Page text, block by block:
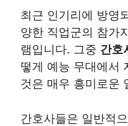
최근 인기리에 방영
양한 직업군의 참가
램입니다. 그중 간호
떻게 예능 무대에서
것은 매우 흥미로운
간호사들은 일반적